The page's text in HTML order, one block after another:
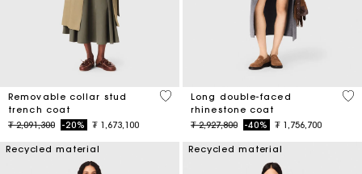
Removable collar stud
trench coat
Price reduced from
₮ 2,091,300to-20% ₮ 1,673,100
5 out of 5 Customer Rating
Long double-faced
rhinestone coat
Price reduced from
₮ 2,927,800to-40% ₮ 1,756,700
3,3
Recycled material Recycled material